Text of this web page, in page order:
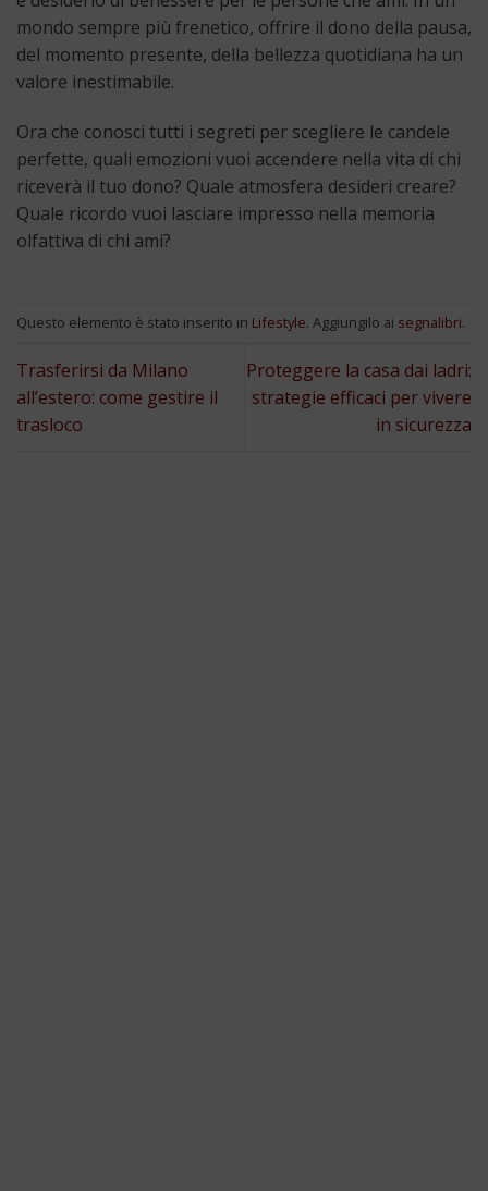
mondo sempre più frenetico, offrire il dono della pausa,
del momento presente, della bellezza quotidiana ha un
valore inestimabile.
Ora che conosci tutti i segreti per scegliere le candele
perfette, quali emozioni vuoi accendere nella vita di chi
riceverà il tuo dono? Quale atmosfera desideri creare?
Quale ricordo vuoi lasciare impresso nella memoria
olfattiva di chi ami?
Questo elemento è stato inserito in Lifestyle. Aggiungilo ai segnalibri.
Trasferirsi da Milano
all’estero: come gestire il
trasloco
Proteggere la casa dai ladri:
strategie efficaci per vivere
in sicurezza